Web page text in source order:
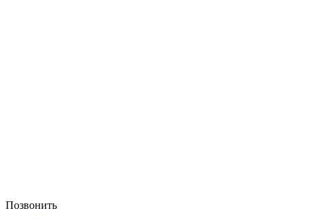
Позвонить